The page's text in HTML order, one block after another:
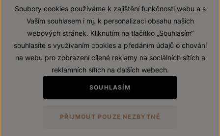
© 2026 ZNOVÍN ZNOJMO, a. s.
Prohlášení o přístupnosti
Zákaz prodeje alkoholických nápojů osobám mladším 18 let.
VytvořilwebProgress
Soubory cookies používáme k zajištění funkčnosti webu a s
Vaším souhlasem i mj. k personalizaci obsahu našich
webových stránek. Kliknutím na tlačítko „Souhlasím“
souhlasíte s využívaním cookies a předáním údajů o chování
na webu pro zobrazení cílené reklamy na sociálních sítích a
reklamních sítích na dalších webech.
SOUHLASÍM
PŘIJMOUT POUZE NEZBYTNÉ